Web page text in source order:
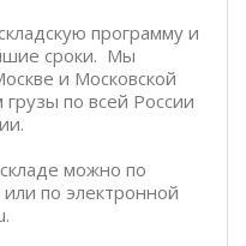
программу и
сроки. Мы
и Московской
по всей России
можно по
по электронной